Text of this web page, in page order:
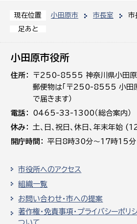
現在位置 小田原市 市長室
市
足あと
小田原市役所
住所
〒250-8555 神奈川県小田
郵便物は「〒250-8555 小田
で届きます）
電話
0465-33-1300（総合案内）
休み
土､日､祝日、休日、年末年始
開庁時間
平日8時30分～17時15分
市役所へのアクセス
組織一覧
お問い合わせ・市への提案
著作権・免責事項・プライバシーポリ
ついて